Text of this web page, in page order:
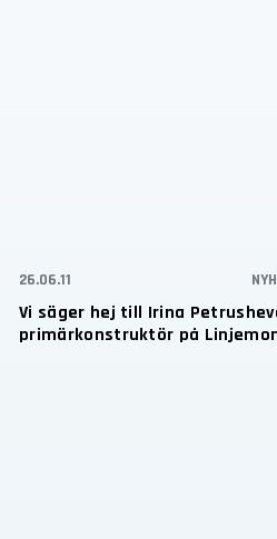
Vi säger hej till Irina
primärkonstruktör på
26.06.11